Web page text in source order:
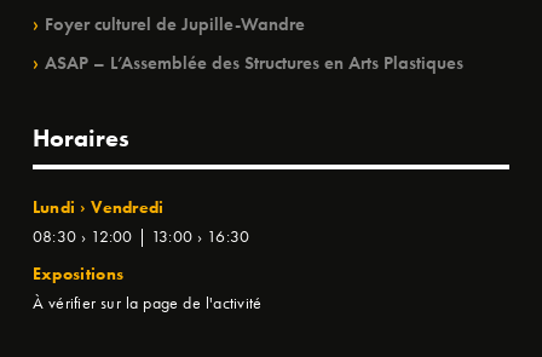
Foyer culturel de Jupille-Wandre
ASAP – L’Assemblée des Structures en Arts Plastiques
Horaires
Lundi › Vendredi
08:30 › 12:00 | 13:00 › 16:30
Expositions
À vérifier sur la page de l'activité